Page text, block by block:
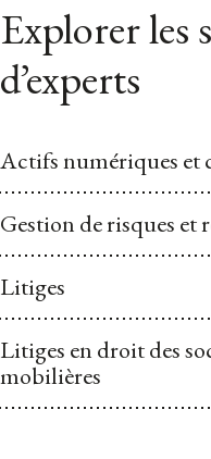
Explorer les
d’experts
Actifs numériques et
Gestion de risques et
Litiges
Litiges en droit des
mobilières